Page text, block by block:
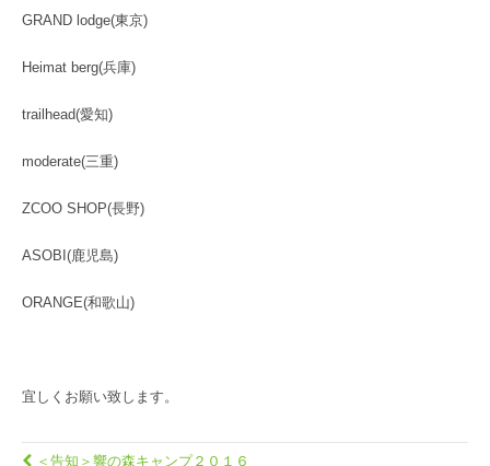
GRAND lodge(東京)
Heimat berg(兵庫)
trailhead(愛知)
moderate(三重)
ZCOO SHOP(長野)
ASOBI(鹿児島)
ORANGE(和歌山)
宜しくお願い致します。
＜告知＞響の森キャンプ２０１６